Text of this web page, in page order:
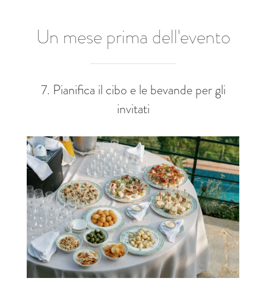
Un mese prima dell'evento
7. Pianifica il cibo e le bevande per gli
invitati